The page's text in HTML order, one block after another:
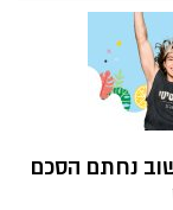
נחתם הסכם